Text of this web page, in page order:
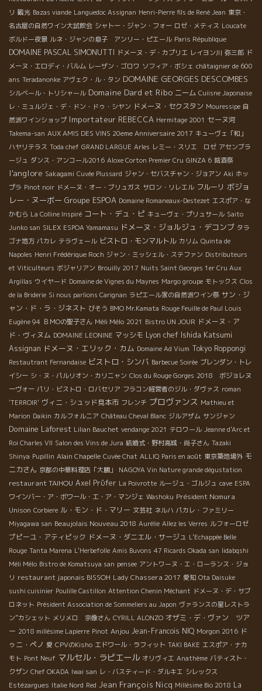
リ 観光 Bazas viande Languedoc Assignan Henri-Pierre fils de René Jean 東京・
名古屋の自然ワイン大試飲会 シャトー・ジャン・フォー ロゼ・メティス Loucate
ボルドー夜景 ルネ・ジャンの息子 アンリー・ピエール Paris République
DOMAINE PASCAL SIMONUTTI ドメーヌ・デ・カプリエ レイヨン川 弥三郎 ド
メーヌ・エロディ・バルム レーザン・ゴロワ ソフィア・ボシェ châtaignier de 600
ans Teradanonke アヴェク・ル・タン DOMAINE GEORGES DESCOMBES
シルベール・トリシャール Domaine Dard et Ribo ニーム Cuiisne Japonaise
レ・ミュルジェ・デ・ドン・ドゥ・シヤン ドメーヌ・セクスタン Mouressipe 自
然派ワインショップ Importateur REBECCA Hermitage 2001 セーヌ河
Takema-san AUX AMIS DES VINS 20eme Anniversaire 2017 キューヴェ「和」
ハヤリテラス Toda chef GRAND LARGUE Arles レミー・スリエ ロゼ アセンブラ
ージュ ダンス・アンコール2016 Aloxe Corton Premier Cru GINZA 6 銘酒祭
l'anglore Sakagami Cuvée Plussard ジャン・セバスチャン・ジョアン Aki ホッ
プラ Pinot noir ドメーヌ・オー・ブリュガス サロン・リレエル フルーリ ボジョ
レー・ヌーボー Groupe ESPOA Domaine Romaneaux-Destezet エスポア・な
かむら La Colline Inspiré コート・デュ・ピ キューヴェ・プリュサール Saito
Junko san SILEX ESPOA Yamamasu ドメーヌ・ジョルジュ・デコンブ タラ
ゴナ地方 パカレ テラヴェール ビストロ・モンマルトル カリム Quinta de
Napoles Henri Frédérique Roch ジャン・ミッシェル・ステファン Distributeurs
et Viticulteurs ボジャリアン Brouilly 2017 Nuits Saint Georges 1er Cru Aux
Argillas ウイヤード Domaine de Vignes du Maynes Margo groupe モトックス Clos
de la Briderie Si nous parlions Carignan ラピエール家の自然派ワイン祭 サン・ジ
ャン・ド・ラ・ジネスト びそう BMO Mr.Kamata Rouge Feuille de Paul Louis
Eugène 94 ＢＭОの聖子さん Méli Mélo 2021 Bistro UN JOUR ドメーヌ・ア
ド・ヴィヌム DOMAINE LEONINE マッシモ Lyon chef Ishida Katsumi
Assignan ドメーヌ・エリック・カム Domaine Ad Vium Tokyo Roppongi
Restautrant Fernandaise ビストロ・シンバ Barbecue Soirée ブレンダン・トレ
イシー シ・ヌ・パルリオン・カリニャン Clos du Rouge Gorges 2018 ボジョレヌ
ーヴォー パリ・ビストロ・ロバセリア フラコン経営者のジル・ダヴァス roman
'TERROIR' ヴィニ・シュッド見本市 フレンチ プロヴァンス Mathieu et
Marion Daikin カルフォルニア Château Cheval Blanc ジルアザム サンジャン
Domaine Laforest Lilian Bauchet vendange 2021 テロワール Jeanne d'Arc et
Roi Charles VII Salon des Vins de Jura 結婚式・野村高城・尚子さん Tazaki
Shinya Pupillin Alain Chapelle Cuvée Chat ALLIQ Paris en août 東京築地場外 モ
ニカさん 京都の中華料理店「大鵬」 NAGOYA Vin Nature grande dégustation
restaurant TAIHOU Axel Prϋfer La Poivrotte ルージュ・ゴルジュ cave ESPA
ワインバー・ア・ボワール・エ・ア・マンジェ Washoku Président Nomura
Unison Corbiere ル・モン・ド・マリー 文芸社 ネルハ パカレ・ファミリー
Miyagawa san Beaujolais Nouveau 2018 Aurélie Allez les Verres ルフォーロゼ
プピーユ・アティピック ドメーヌ・ダニエル・サージュ L'Echappée Belle
Rouge Tanta Marena L'Herbefolle Amis Buvons 47 Ricards Okada san Iidabqshi
Méli Mélo Bistro de Komatsuya san pensee アントワーヌ・エ・ローランス・ジョ
リ restaurant japonais BISSOH Lady Chassera 2017 愛知 Ota Daisuke
sushi cuisinier Poulille Castillon Attention Chenin Méchant ドメーヌ・デ・サブ
ロネット Président Association de Sommeliers au Japon ヴァランスの星レストラ
ン”カシェット メリメロ 宗像さん CYRILL ALONZO オザミ・デ・ヴァン ツア
ー 2018 millésime Lapierre Pinot Anjou Jean-Francois NIQ Morgon 2016 ド
ゥニ・ペノ 愛 CPVのKisho エドワール・ラフィット TAKI BAKE エスポア・ナカ
モト Pont Neuf マルセル・ラピエール オリヴィエ Anathème バティスト・
クザン Chef OKADA Iwai san レ・バスティード・ダルキエ シレックス
Estézargues Italie Nord Red Jean François Nicq Millésime Bio 2018 La